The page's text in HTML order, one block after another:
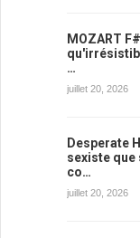
MOZART
…
juillet 20, 2026
Desperate
sexiste que
co…
juillet 20, 2026